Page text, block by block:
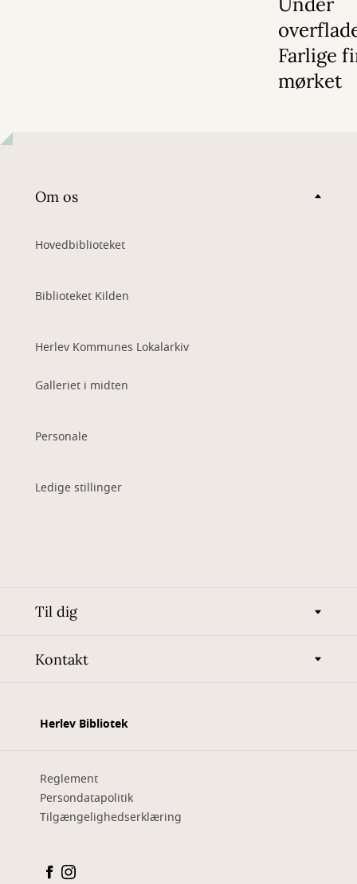
Farlige
mørket
Om os
Hovedbiblioteket
Biblioteket Kilden
Herlev Kommunes Lokalarkiv
Galleriet i midten
Personale
Ledige stillinger
Til dig
Kontakt
Herlev Bibliotek
Reglement
Persondatapolitik
Tilgængelighedserklæring